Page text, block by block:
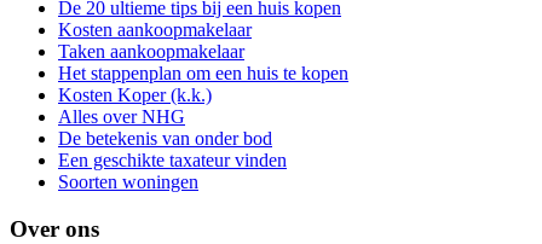
De 20 ultieme tips bij een huis kopen
Kosten aankoopmakelaar
Taken aankoopmakelaar
Het stappenplan om een huis te kopen
Kosten Koper (k.k.)
Alles over NHG
De betekenis van onder bod
Een geschikte taxateur vinden
Soorten woningen
Over ons